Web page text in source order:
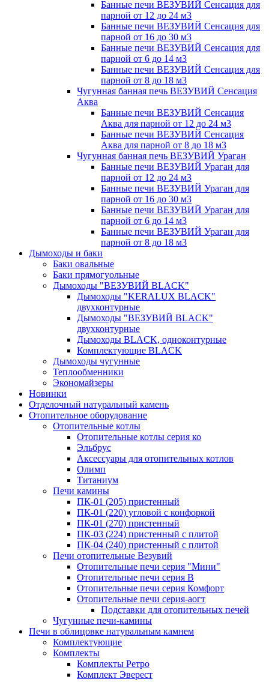
Банные печи ВЕЗУВИЙ Сенсация для
парной от 12 до 24 м3
Банные печи ВЕЗУВИЙ Сенсация для
парной от 16 до 30 м3
Банные печи ВЕЗУВИЙ Сенсация для
парной от 6 до 14 м3
Банные печи ВЕЗУВИЙ Сенсация для
парной от 8 до 18 м3
Чугунная банная печь ВЕЗУВИЙ Сенсация
Аква
Банные печи ВЕЗУВИЙ Сенсация
Аква для парной от 12 до 24 м3
Банные печи ВЕЗУВИЙ Сенсация
Аква для парной от 8 до 18 м3
Чугунная банная печь ВЕЗУВИЙ Ураган
Банные печи ВЕЗУВИЙ Ураган для
парной от 12 до 24 м3
Банные печи ВЕЗУВИЙ Ураган для
парной от 16 до 30 м3
Банные печи ВЕЗУВИЙ Ураган для
парной от 6 до 14 м3
Банные печи ВЕЗУВИЙ Ураган для
парной от 8 до 18 м3
Дымоходы и баки
Баки овальные
Баки прямогуольные
Дымоходы "ВЕЗУВИЙ BLACK"
Дымоходы "KERALUX BLACK"
двухконтурные
Дымоходы "ВЕЗУВИЙ BLACK"
двухконтурные
Дымоходы BLACK, одноконтурные
Комплектующие BLACK
Дымоходы чугунные
Теплообменники
Экономайзеры
Новинки
Отделочный натуральный камень
Отопительное оборудование
Отопительные котлы
Отопительные котлы серия ко
Эльбрус
Аксессуары для отопительных котлов
Олимп
Титаниум
Печи камины
ПК-01 (205) пристенный
ПК-01 (220) угловой с конфоркой
ПК-01 (270) пристенный
ПК-03 (224) пристенный с плитой
ПК-04 (240) пристенный с плитой
Печи отопительные Везувий
Отопительные печи серия "Мини"
Отопительные печи серия В
Отопительные печи серия Комфорт
Отопительные печи серия-аогт
Подставки для отопительных печей
Чугунные печи-камины
Печи в облицовке натуральным камнем
Комплектующие
Комплекты
Комплекты Ретро
Комплект Эверест